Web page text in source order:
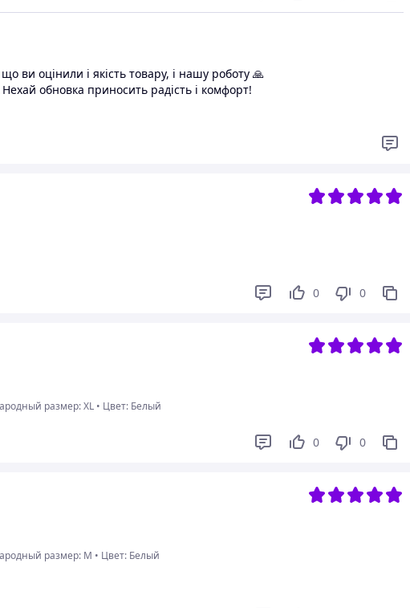
ви оцінили і якість товару, і нашу роботу 🙏
обновка приносить радість і комфорт!
0 0
размер: XL • Цвет: Белый
0 0
размер: M • Цвет: Белый